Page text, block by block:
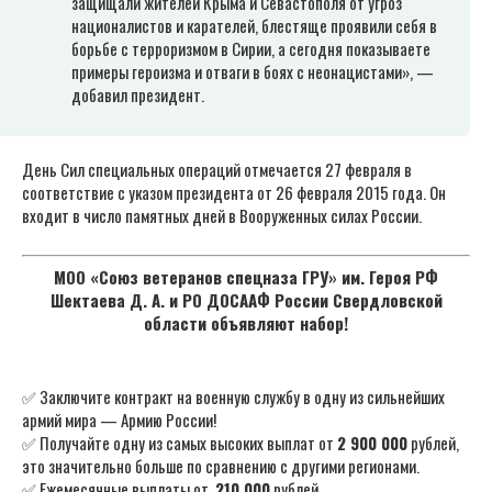
националистов и карателей, блестяще проявили себя в
борьбе с терроризмом в Сирии, а сегодня показываете
примеры героизма и отваги в боях с неонацистами», —
добавил президент.
День Сил специальных операций отмечается 27 февраля в
соответствие с указом президента от 26 февраля 2015 года. Он
входит в число памятных дней в Вооруженных силах России.
МОО «Союз ветеранов спецназа ГРУ» им. Героя РФ
Шектаева Д. А. и РО ДОСААФ России Свердловской
области объявляют набор!
✅ Заключите контракт на военную службу в одну из сильнейших
армий мира — Армию России!
✅ Получайте одну из самых высоких выплат от 2 900 000рублей,
это значительно больше по сравнению с другими регионами.